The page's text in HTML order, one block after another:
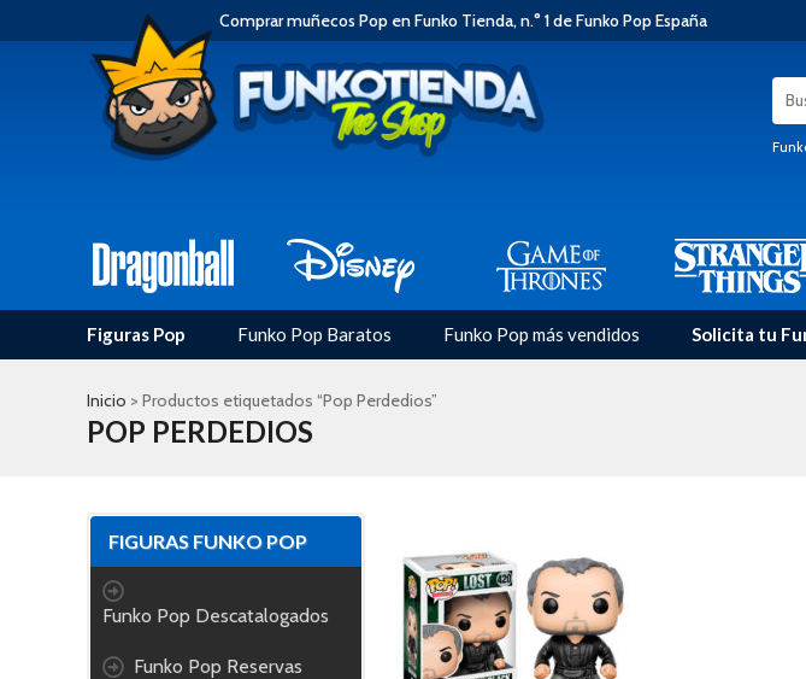
Comprar muñecos Pop en Funko Tienda, n.° 1 de Funko Pop España
Figuras Pop Funko Pop Baratos Funko Pop más vendidos Solicita tu
Inicio > Productos etiquetados “Pop Perdedios”
POP PERDEDIOS
FIGURAS FUNKO POP
Funko Pop Descatalogados
Funko Pop Reservas